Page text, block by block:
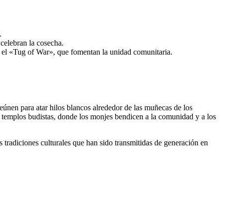
la cosecha.
«Tug of War», que fomentan la unidad comunitaria.
para atar hilos blancos alrededor de las muñecas de los
templos budistas, donde los monjes bendicen a la comunidad y a los
culturales que han sido transmitidas de generación en